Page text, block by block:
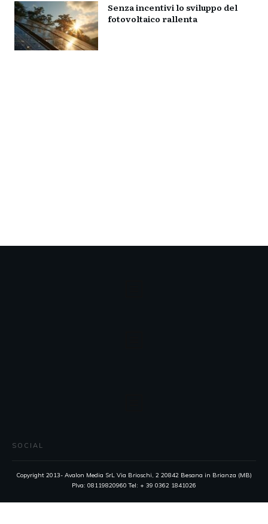
Senza incentivi lo sviluppo del
fotovoltaico rallenta
SOCIAL
Copyright 2013- Avalon Media SrL Via Brioschi, 2 20842 Besana in Brianza (MB)
PIva: 08119820960 Tel: + 39 0362 1841026